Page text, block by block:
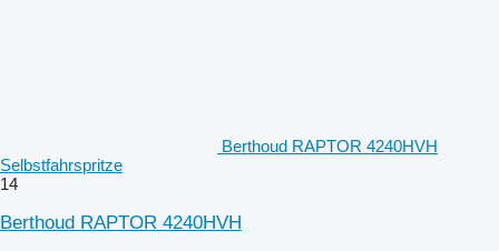
Berthoud RAPTOR 4240HVH
Selbstfahrspritze
14
Berthoud RAPTOR 4240HVH